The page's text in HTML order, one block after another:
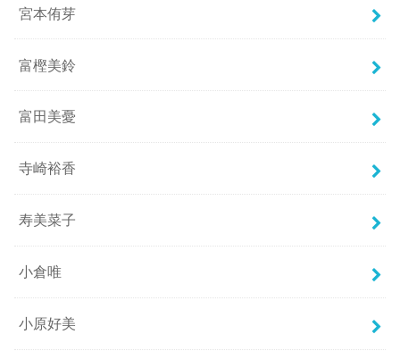
宮本侑芽
富樫美鈴
富田美憂
寺崎裕香
寿美菜子
小倉唯
小原好美